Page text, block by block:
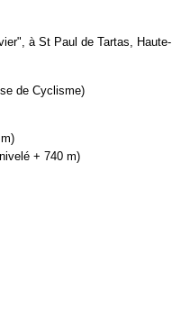
à St Paul de Tartas, Haute-
de Cyclisme)
+ 740 m)